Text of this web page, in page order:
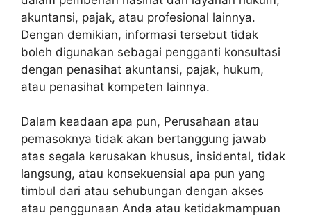
akuntansi, pajak, atau profesional lainnya.
Dengan demikian, informasi tersebut tidak
boleh digunakan sebagai pengganti konsultasi
dengan penasihat akuntansi, pajak, hukum,
atau penasihat kompeten lainnya.
Dalam keadaan apa pun, Perusahaan atau
pemasoknya tidak akan bertanggung jawab
atas segala kerusakan khusus, insidental, tidak
langsung, atau konsekuensial apa pun yang
timbul dari atau sehubungan dengan akses
atau penggunaan Anda atau ketidakmampuan